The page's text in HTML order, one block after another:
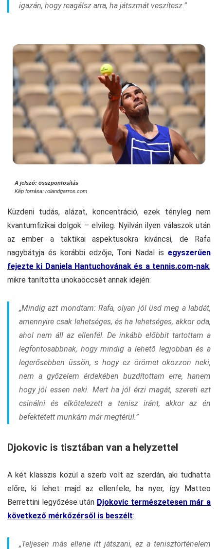
igazán, hogy reagálsz arra, ha játszmát veszítesz.”
A jelszó: összpontosítás
Kép forrása: rolandgarros.com
Küzdeni tudás, alázat, koncentráció, ezek tényleg nem
kvantumfizikai dolgok – elvileg. Nyilván ilyen válaszok után
az ember a taktikai aspektusokra kiváncsi, de Rafa
nagybátyja és korábbi edzője, Toni Nadal is egyszerűen
fejezte ki Daniela Hantuchovának és a tennis.com-nak,
mikre tanította unokaöccsét annak idején:
„Mindig azt mondtam: Rafa, olyan jól üsd meg a labdát,
amennyire csak lehetséges, és ha lehetséges, akkor oda,
ahol nem áll az ellenfél. De inkább előbbit tartottam a
legfontosabbnak, hogy mindig a lehető legjobban és a
legerősebben üssön, s hogy ez örömet okozzon neki,
nem a győzelem érdekében buzdítottam erre, hanem
hogy jól essen neki. Mert ha jól érzi magát, szereti ezt
csinálni és elkötelezett a tenisz iránt, akkor az én
befektetett munkám már megtérül.”
Djokovic is tisztában van a helyzettel
A két klasszis közül a szerb volt az szerdán, aki tudhatta
előre, ki lehet majd az ellenfele, ha nyer, így Matteo
Berrettini legyőzése után Djokovic természetesen már a
következő mérkőzérsől is beszélt:
„Teljesen más ellene itt játszani, ez a tenisztörténelem